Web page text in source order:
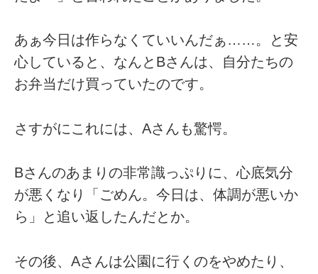
あぁ今日は作らなくていいんだぁ……。と安
心していると、なんとBさんは、自分たちの
お弁当だけ買っていたのです。
さすがにこれには、Aさんも驚愕。
Bさんのあまりの非常識っぷりに、心底気分
が悪くなり「ごめん。今日は、体調が悪いか
ら」と追い返したんだとか。
その後、Aさんは公園に行くのをやめたり、